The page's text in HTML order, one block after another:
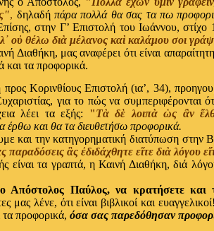
, δηλαδήπάρα πολλά θα σας τα πω
στην Γ’ Επιστολή του Ιωάννου, στίχο
᾿ οὐ θέλω διὰ μέλανος καὶ καλάμου σοι γρά
Διαθήκη, μας αναφέρει ότι είναι
και τα προφορικά.
Κορινθίους Επιστολή (ια’, 34),
για το πώς να συμπεριφέρονται
λέει τα εξής:
"Τὰδὲ λοιπὰ ὡς ἂνἔ
έρθω και θα τα διευθετήσω προφορικά.
και την κατηγορηματική διατύπωση στην
ς παραδόσεις ἃς ἐδιδάχθητε εἴτε διὰ λόγου εἴ
είναι τα γραπτά, η Καινή Διαθήκη, διά
Απόστολος Παύλος, να κρατήσετε και
μας λένε, ότι είναι βιβλικοί και
τα προφορικά, όσα σας παρεδόθησαν